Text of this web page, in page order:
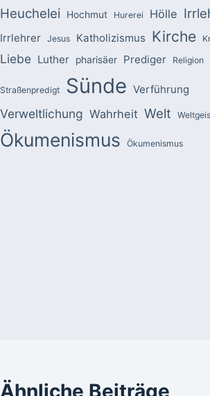
Heuchelei Hochmut Hurerei Hölle
Irrlehrer Jesus Katholizismus Kirche
Liebe Luther pharisäer Prediger Religion
Straßenpredigt Sünde Verführung
Verweltlichung Wahrheit Welt
Ökumenismus Ökumenismus